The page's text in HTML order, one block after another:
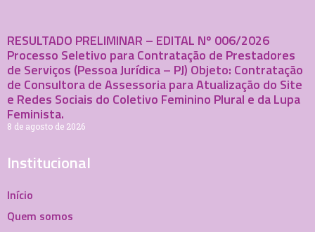
RESULTADO PRELIMINAR – EDITAL Nº 006/2026
Processo Seletivo para Contratação de Prestadores
de Serviços (Pessoa Jurídica – PJ) Objeto: Contratação
de Consultora de Assessoria para Atualização do Site
e Redes Sociais do Coletivo Feminino Plural e da Lupa
Feminista.
8 de agosto de 2026
Institucional
Início
Quem somos